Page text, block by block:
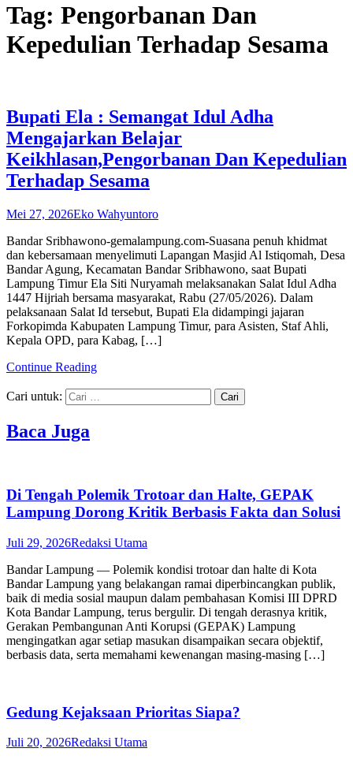
Tag: Pengorbanan Dan
Kepedulian Terhadap Sesama
Bupati Ela : Semangat Idul Adha
Mengajarkan Belajar
Keikhlasan,Pengorbanan Dan Kepedulian
Terhadap Sesama
Mei 27, 2026Eko Wahyuntoro
Bandar Sribhawono-gemalampung.com-Suasana penuh khidmat
dan kebersamaan menyelimuti Lapangan Masjid Al Istiqomah, Desa
Bandar Agung, Kecamatan Bandar Sribhawono, saat Bupati
Lampung Timur Ela Siti Nuryamah melaksanakan Salat Idul Adha
1447 Hijriah bersama masyarakat, Rabu (27/05/2026). Dalam
pelaksanaan Salat Id tersebut, Bupati Ela didampingi jajaran
Forkopimda Kabupaten Lampung Timur, para Asisten, Staf Ahli,
Kepala OPD, para Kabag, […]
Continue Reading
Cari untuk:
Baca Juga
Di Tengah Polemik Trotoar dan Halte, GEPAK
Lampung Dorong Kritik Berbasis Fakta dan Solusi
Juli 29, 2026Redaksi Utama
Bandar Lampung — Polemik kondisi trotoar dan halte di Kota
Bandar Lampung yang belakangan ramai diperbincangkan publik,
baik di media sosial maupun dalam pembahasan Komisi III DPRD
Kota Bandar Lampung, terus bergulir. Di tengah derasnya kritik,
Gerakan Pembangunan Anti Korupsi (GEPAK) Lampung
mengingatkan agar setiap masukan disampaikan secara objektif,
berbasis data, serta memahami kewenangan masing-masing […]
Gedung Kejaksaan Prioritas Siapa?
Juli 20, 2026Redaksi Utama